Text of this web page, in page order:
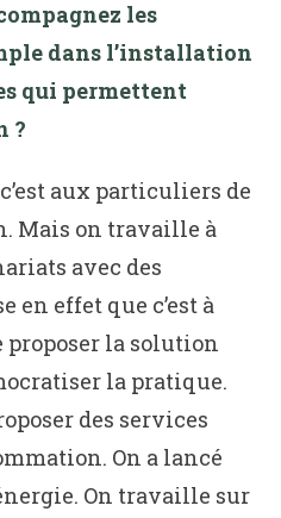
les
dans l’installation
qui permettent
?
aux particuliers de
Mais on travaille à
avec des
en effet que c’est à
proposer la solution
la pratique.
des services
On a lancé
On travaille sur